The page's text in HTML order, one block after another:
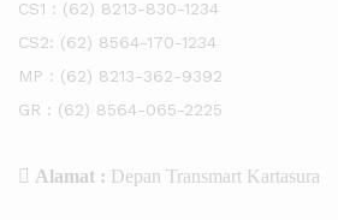
CS1 : (62) 8213-830-1234
CS2: (62) 8564-170-1234
MP : (62) 8213-362-9392
GR : (62) 8564-065-2225
Alamat : Depan Transmart Kartasura